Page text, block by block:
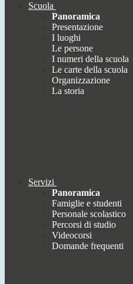
Scuola
Panoramica
Presentazione
I luoghi
Le persone
I numeri della scuola
Le carte della scuola
Organizzazione
La storia
Servizi
Panoramica
Famiglie e studenti
Personale scolastico
Percorsi di studio
Videocorsi
Domande frequenti